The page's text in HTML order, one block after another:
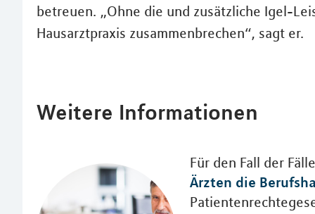
betreuen. „Ohne die und zusätzliche Igel-
Hausarztpraxis zusammenbrechen“, sagt er.
Weitere Informationen
Für den Fall der
Ärzten die